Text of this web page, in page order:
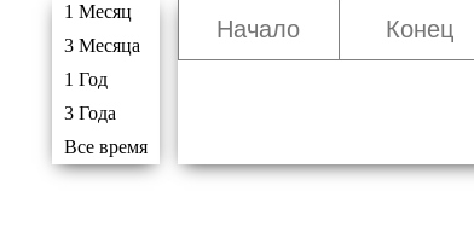
1 Месяц
3 Месяца
1 Год
3 Года
Все время